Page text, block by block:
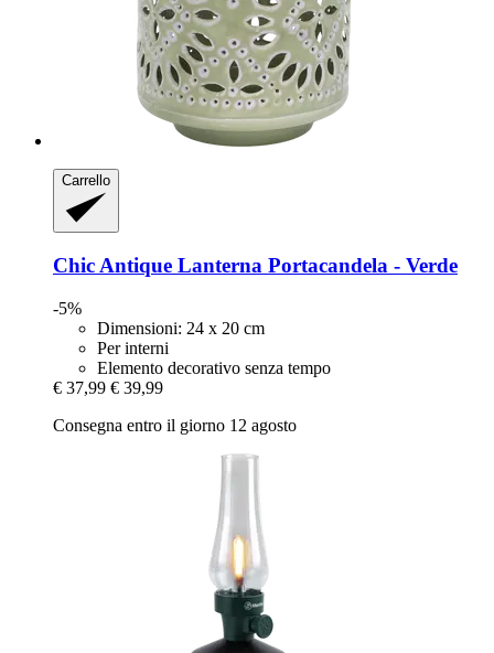
Carrello
Chic Antique Lanterna Portacandela -​ Verde
-5%
Dimensioni: 24 x 20 cm
Per interni
Elemento decorativo senza tempo
€ 37,99 € 39,99
Consegna entro il giorno 12 agosto